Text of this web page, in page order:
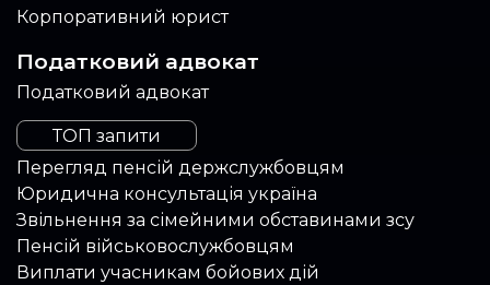
Корпоративний юрист
Податковий адвокат
Податковий адвокат
ТОП запити
Перегляд пенсій держслужбовцям
Юридична консультація україна
Звільнення за сімейними обставинами зсу
Пенсій військовослужбовцям
Виплати учасникам бойових дій